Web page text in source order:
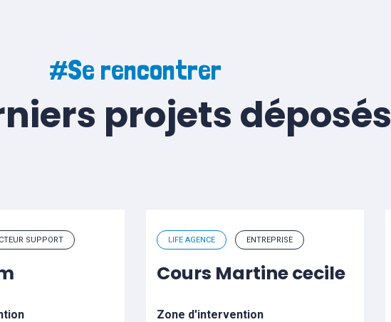
#Se rencontrer
projets déposés
SUPPORT LIFE AGENCE ENTREPRISE
Cours Martine cecile
Zone d'intervention